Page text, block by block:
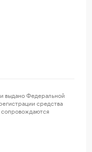
выдано Федеральной
средства